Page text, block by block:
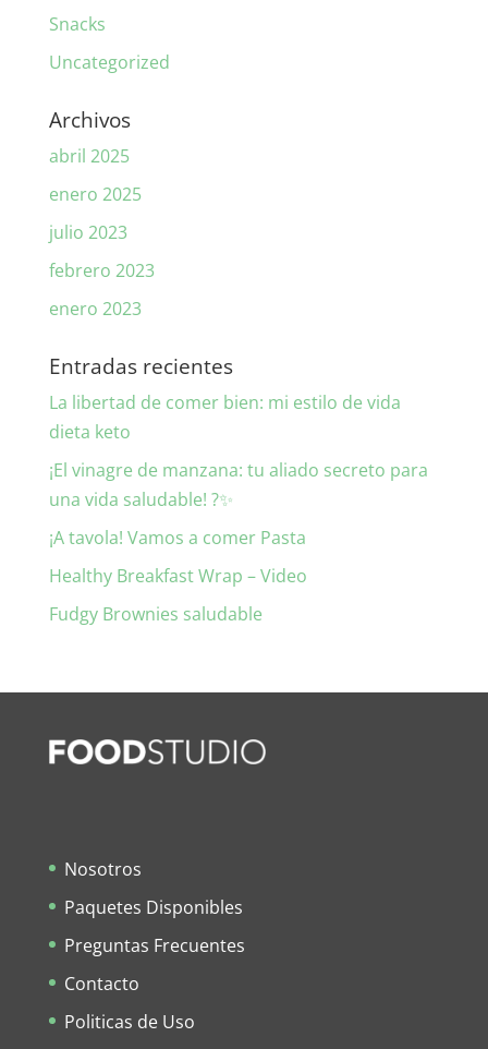
Snacks
Uncategorized
Archivos
abril 2025
enero 2025
julio 2023
febrero 2023
enero 2023
Entradas recientes
La libertad de comer bien: mi estilo de vida
dieta keto
¡El vinagre de manzana: tu aliado secreto para
una vida saludable! ?✨
¡A tavola! Vamos a comer Pasta
Healthy Breakfast Wrap – Video
Fudgy Brownies saludable
Nosotros
Paquetes Disponibles
Preguntas Frecuentes
Contacto
Politicas de Uso